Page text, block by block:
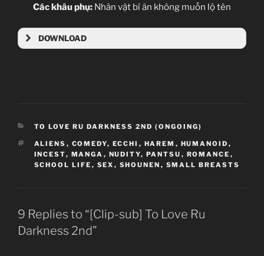
Các khâu phụ: Nhân vật bí ân không muốn lộ tên
DOWNLOAD
CATEGORIES
TO LOVE RU DARKNESS 2ND (ONGOING)
TAGS
ALIENS , COMEDY, ECCHI , HAREM , HUMANOID ,
INCEST, MANGA , NUDITY, PANTSU , ROMANCE ,
SCHOOL LIFE , SEX , SHOUNEN , SMALL BREASTS
9 Replies to “[Clip-sub] To Love Ru
Darkness 2nd”